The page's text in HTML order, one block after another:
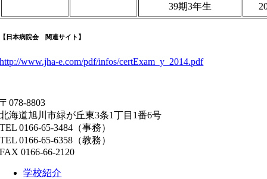
39期3年生
【日本病院会 関連サイト】
http://www.jha-e.com/pdf/infos/certExam_y_2014.pdf
〒078-8803
北海道旭川市緑が丘東3条1丁目1番6号
TEL 0166-65-3484（事務）
TEL 0166-65-6358（教務）
FAX 0166-66-2120
学校紹介